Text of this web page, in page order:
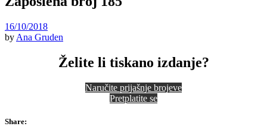
16/10/2018
by Ana Gruden
Želite li tiskano izdanje?
Naručite prijašnje brojeve
Pretplatite se
Share: